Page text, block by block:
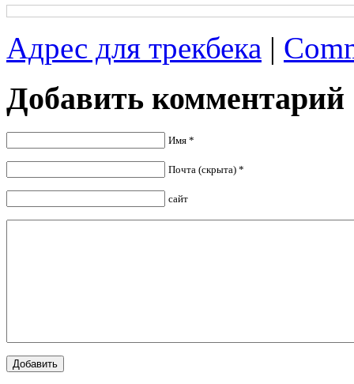
Адрес для трекбека |
Добавить комментарий
Имя *
Почта (скрыта) *
сайт